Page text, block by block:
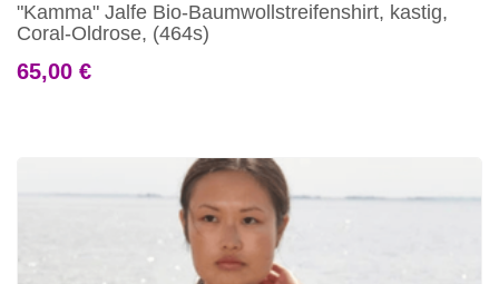
"Kamma" Jalfe Bio-Baumwollstreifenshirt, kastig,
Coral-Oldrose, (464s)
65,00 €